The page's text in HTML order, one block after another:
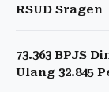
RSUD Sragen
73.363 BPJS
Ulang 32.845